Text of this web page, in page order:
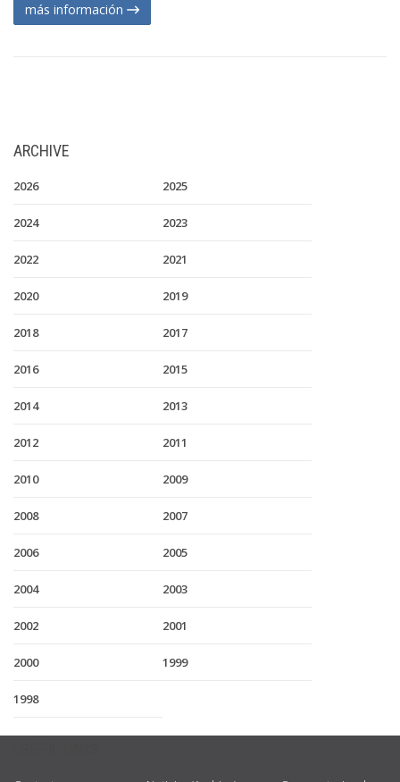
más información
ARCHIVE
2026 2025
2024 2023
2022 2021
2020 2019
2018 2017
2016 2015
2014 2013
2012 2011
2010 2009
2008 2007
2006 2005
2004 2003
2002 2001
2000 1999
1998